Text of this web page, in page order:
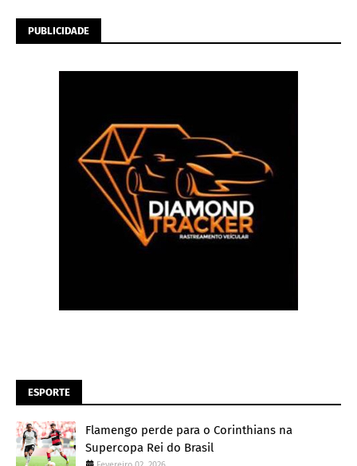
PUBLICIDADE
ESPORTE
Flamengo perde para o Corinthians na
Supercopa Rei do Brasil